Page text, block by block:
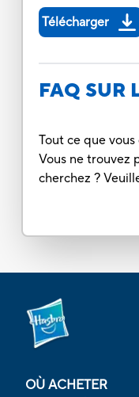
Télécharger
FAQ SUR
Tout ce que
Vous ne trouvez
cherchez ?
OÙ ACHETER